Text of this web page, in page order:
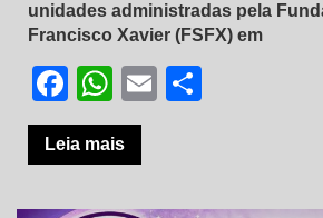
unidades administradas pela
Francisco Xavier (FSFX) em
Facebook
WhatsApp
Email
Leia mais